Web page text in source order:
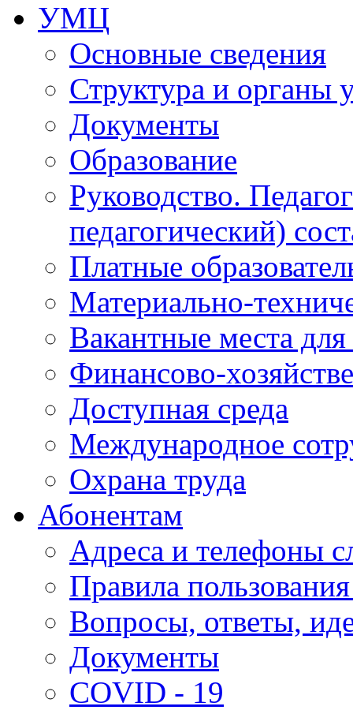
УМЦ
Основные сведения
Структура и органы
Документы
Образование
Руководство.
педагогический)
Платные
Материально-
Вакантные места
Финансово-
Доступная среда
Международное
Охрана труда
Абонентам
Адреса и телефоны
Правила
Вопросы, ответы,
Документы
COVID - 19